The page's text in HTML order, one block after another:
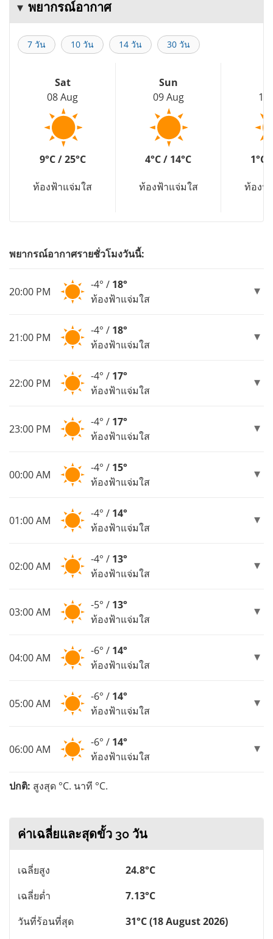
พยากรณ์อากาศ
7 วัน 10 วัน 14 วัน 30 วัน
Sat
08 Aug
9°C / 25°C
ท้องฟ้าแจ่มใส
Sun
09 Aug
4°C / 14°C
ท้องฟ้าแจ่มใส
10
1°C
ท้องฟ้
พยากรณ์อากาศรายชั่วโมงวันนี้:
20:00 PM
-4° / 18°
ท้องฟ้าแจ่มใส
21:00 PM
-4° / 18°
ท้องฟ้าแจ่มใส
22:00 PM
-4° / 17°
ท้องฟ้าแจ่มใส
23:00 PM
-4° / 17°
ท้องฟ้าแจ่มใส
00:00 AM
-4° / 15°
ท้องฟ้าแจ่มใส
01:00 AM
-4° / 14°
ท้องฟ้าแจ่มใส
02:00 AM
-4° / 13°
ท้องฟ้าแจ่มใส
03:00 AM
-5° / 13°
ท้องฟ้าแจ่มใส
04:00 AM
-6° / 14°
ท้องฟ้าแจ่มใส
05:00 AM
-6° / 14°
ท้องฟ้าแจ่มใส
06:00 AM
-6° / 14°
ท้องฟ้าแจ่มใส
ปกติ: สูงสุด °C. นาที °C.
ค่าเฉลี่ยและสุดขั้ว 30 วัน
เฉลี่ยสูง
24.8°C
เฉลี่ยต่ำ
7.13°C
วันที่ร้อนที่สุด
31°C (18 August 2026)